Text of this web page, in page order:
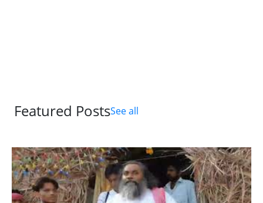
Featured PostsSee all